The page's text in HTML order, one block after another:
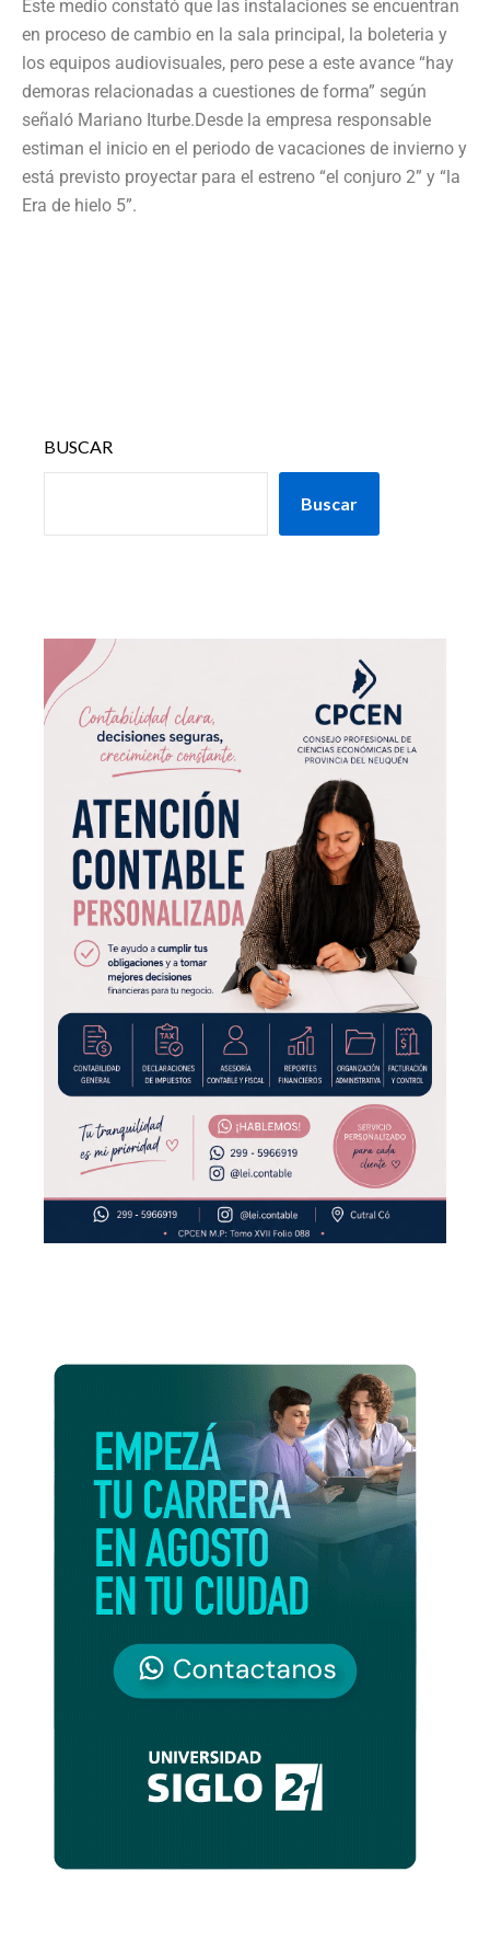
Este medio constató que las instalaciones se encuentran
en proceso de cambio en la sala principal, la boleteria y
los equipos audiovisuales, pero pese a este avance “hay
demoras relacionadas a cuestiones de forma” según
señaló Mariano Iturbe.Desde la empresa responsable
estiman el inicio en el periodo de vacaciones de invierno y
está previsto proyectar para el estreno “el conjuro 2” y “la
Era de hielo 5”.
BUSCAR
Buscar